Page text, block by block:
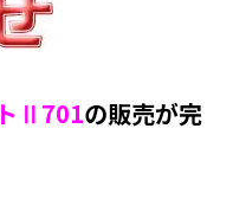
Ⅱ701の販売が完